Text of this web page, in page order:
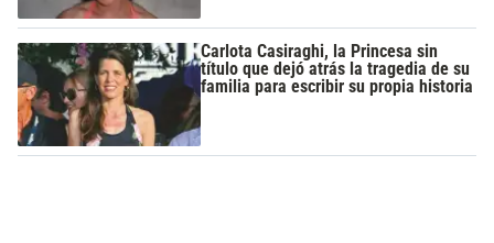
Carlota Casiraghi, la Princesa sin
título que dejó atrás la tragedia de su
familia para escribir su propia historia